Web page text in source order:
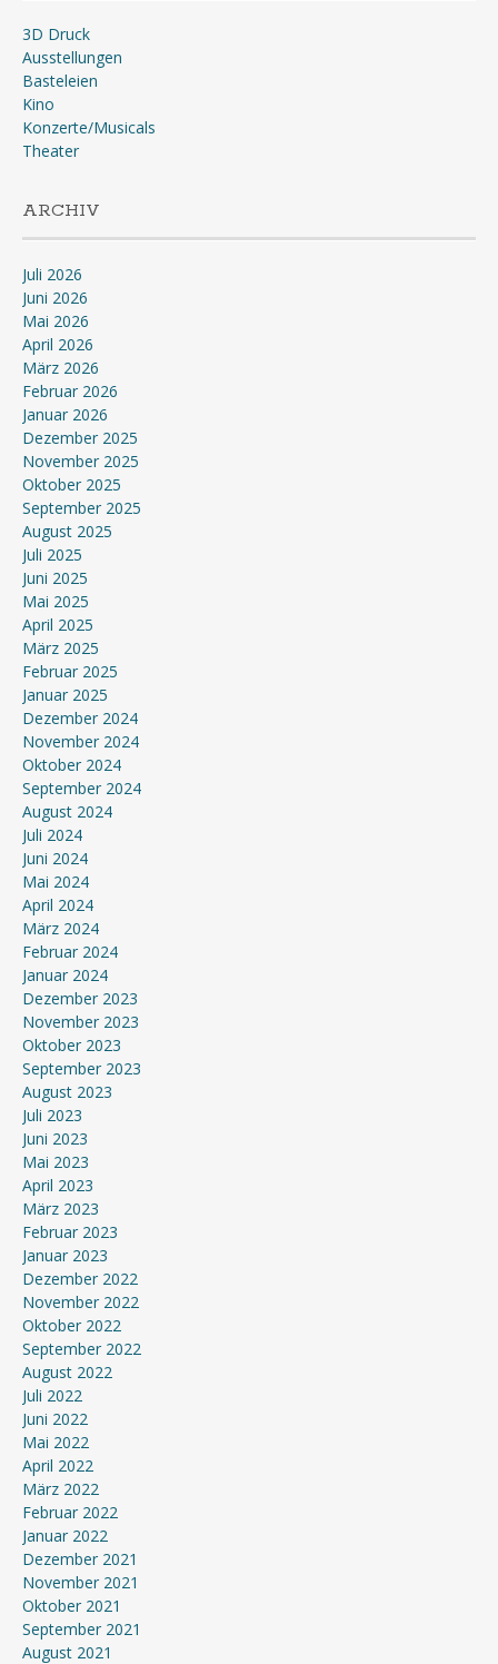
3D Druck
Ausstellungen
Basteleien
Kino
Konzerte/Musicals
Theater
ARCHIV
Juli 2026
Juni 2026
Mai 2026
April 2026
März 2026
Februar 2026
Januar 2026
Dezember 2025
November 2025
Oktober 2025
September 2025
August 2025
Juli 2025
Juni 2025
Mai 2025
April 2025
März 2025
Februar 2025
Januar 2025
Dezember 2024
November 2024
Oktober 2024
September 2024
August 2024
Juli 2024
Juni 2024
Mai 2024
April 2024
März 2024
Februar 2024
Januar 2024
Dezember 2023
November 2023
Oktober 2023
September 2023
August 2023
Juli 2023
Juni 2023
Mai 2023
April 2023
März 2023
Februar 2023
Januar 2023
Dezember 2022
November 2022
Oktober 2022
September 2022
August 2022
Juli 2022
Juni 2022
Mai 2022
April 2022
März 2022
Februar 2022
Januar 2022
Dezember 2021
November 2021
Oktober 2021
September 2021
August 2021